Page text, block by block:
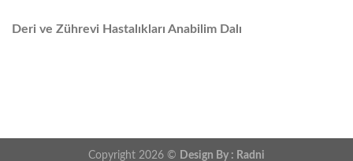
Deri ve Zührevi Hastalıkları Anabilim Dalı
Copyright 2026 © Design By : Radni